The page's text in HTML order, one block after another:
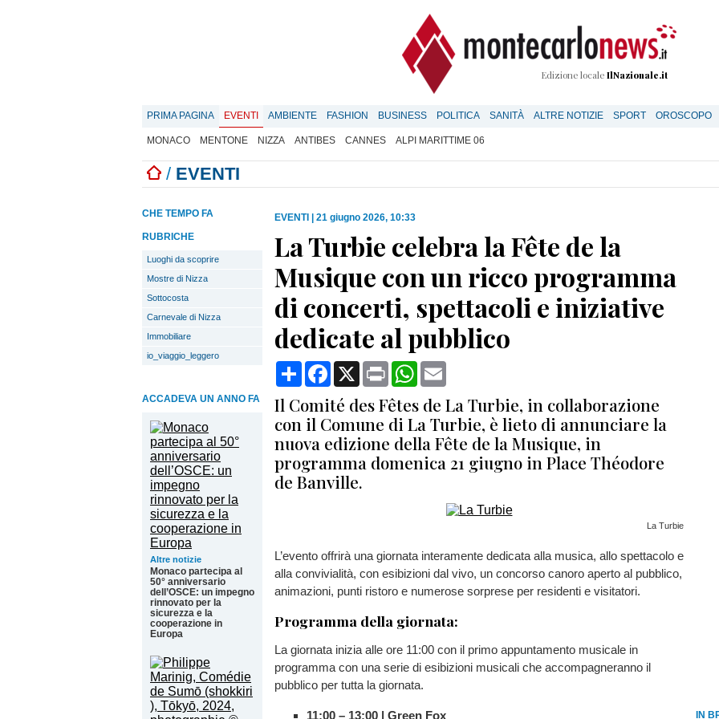
Edizione locale IlNazionale.it
PRIMA PAGINA EVENTI AMBIENTE FASHION BUSINESS POLITICA SANITÀ ALTRE NOTIZIE SPORT OROSCOPO
MONACO MENTONE NIZZA ANTIBES CANNES ALPI MARITTIME 06
/ EVENTI
IN
CHE TEMPO FA
RUBRICHE
Luoghi da scoprire
Mostre di Nizza
Sottocosta
Carnevale di Nizza
Immobiliare
io_viaggio_leggero
ACCADEVA UN ANNO FA
Altre notizie
Monaco partecipa al
50° anniversario
dell’OSCE: un impegno
rinnovato per la
sicurezza e la
cooperazione in
Europa
EVENTI 21 giugno 2026, 10:33
La Turbie celebra la Fête de la
Musique con un ricco programma
di concerti, spettacoli e iniziative
dedicate al pubblico
CondividiFacebook
X Print WhatsApp
Il Comité des Fêtes de La Turbie, in collaborazione
con il Comune di La Turbie, è lieto di annunciare la
nuova edizione della Fête de la Musique, in
programma domenica 21 giugno in Place Théodore
de Banville.
La Turbie
L’evento offrirà una giornata interamente dedicata alla musica, allo spettacolo e
alla convivialità, con esibizioni dal vivo, un concorso canoro aperto al pubblico,
animazioni, punti ristoro e numerose sorprese per residenti e visitatori.
Programma della giornata:
La giornata inizia alle ore 11:00 con il primo appuntamento musicale in
programma con una serie di esibizioni musicali che accompagneranno il
pubblico per tutta la giornata.
11:00 – 13:00 | Green Fox